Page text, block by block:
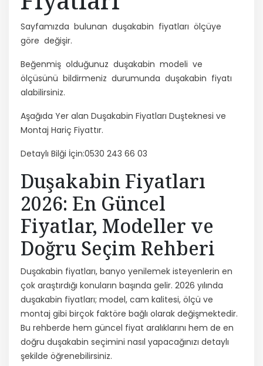
Sayfamızda bulunan duşakabin fiyatları ölçüye
göre değişir.
Beğenmiş olduğunuz duşakabin modeli ve
ölçüsünü bildirmeniz durumunda duşakabin fiyatı
alabilirsiniz.
Aşağıda Yer alan Duşakabin Fiyatları Duşteknesi ve
Montaj Hariç Fiyattır.
Detaylı Bilği İçin:0530 243 66 03
Duşakabin Fiyatları
2026: En Güncel
Fiyatlar, Modeller ve
Doğru Seçim Rehberi
Duşakabin fiyatları, banyo yenilemek isteyenlerin en
çok araştırdığı konuların başında gelir. 2026 yılında
duşakabin fiyatları; model, cam kalitesi, ölçü ve
montaj gibi birçok faktöre bağlı olarak değişmektedir.
Bu rehberde hem güncel fiyat aralıklarını hem de en
doğru duşakabin seçimini nasıl yapacağınızı detaylı
şekilde öğrenebilirsiniz.